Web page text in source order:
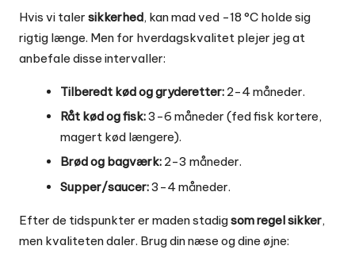
Hvis vi taler sikkerhed, kan mad ved -18 °C holde sig
rigtig længe. Men for hverdagskvalitet plejer jeg at
anbefale disse intervaller:
Tilberedt kød og gryderetter: 2-4 måneder.
Råt kød og fisk:3-6 måneder (fed fisk kortere,
magert kød længere).
Brød og bagværk: 2-3 måneder.
Supper/saucer:3-4 måneder.
Efter de tidspunkter er maden stadigsom regel sikker,
men kvaliteten daler. Brug din næse og dine øjne: